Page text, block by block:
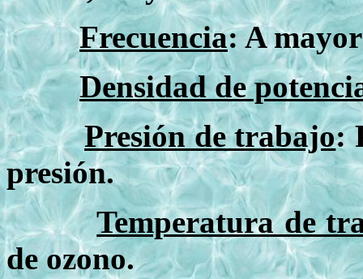
Frecuencia: A
Densidad de
Presión de trabajo:
presión.
Temperatura de
de ozono.